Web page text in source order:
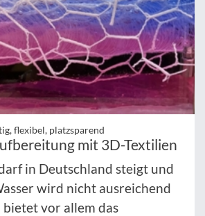
flexibel, platzsparend
mit 3D-Textilien
in Deutschland steigt und
wird nicht ausreichend
vor allem das